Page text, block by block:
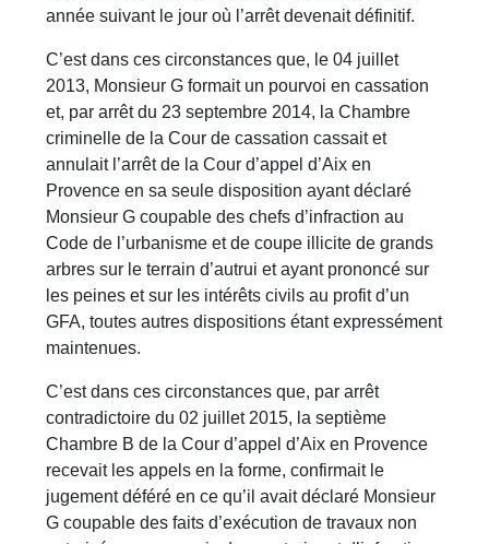
année suivant le jour où l’arrêt devenait définitif.
C’est dans ces circonstances que, le 04 juillet
2013, Monsieur G formait un pourvoi en cassation
et, par arrêt du 23 septembre 2014, la Chambre
criminelle de la Cour de cassation cassait et
annulait l’arrêt de la Cour d’appel d’Aix en
Provence en sa seule disposition ayant déclaré
Monsieur G coupable des chefs d’infraction au
Code de l’urbanisme et de coupe illicite de grands
arbres sur le terrain d’autrui et ayant prononcé sur
les peines et sur les intérêts civils au profit d’un
GFA, toutes autres dispositions étant expressément
maintenues.
C’est dans ces circonstances que, par arrêt
contradictoire du 02 juillet 2015, la septième
Chambre B de la Cour d’appel d’Aix en Provence
recevait les appels en la forme, confirmait le
jugement déféré en ce qu’il avait déclaré Monsieur
G coupable des faits d’exécution de travaux non